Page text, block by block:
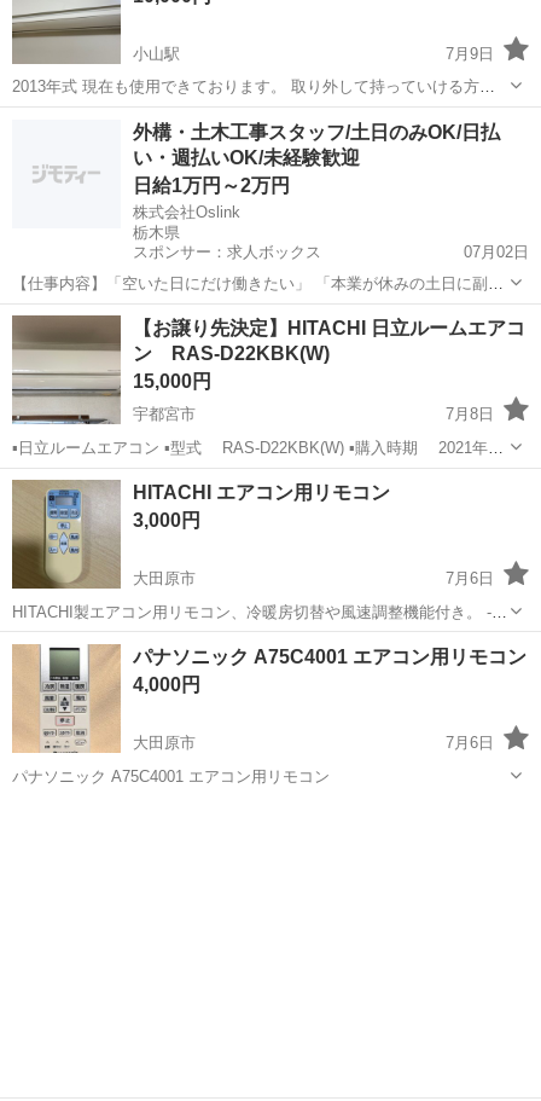
小山駅
7月9日
2013年式 現在も使用できております。 取り外して持っていける方で
お願いします。 外したあとの穴をカバーで覆ってほしいです。
小山駅 季節、空調家電 白くま
外構・土木工事スタッフ/土日のみOK/日払
い・週払いOK/未経験歓迎
日給1万円～2万円
株式会社Oslink
栃木県
スポンサー：求人ボックス
07月02日
【仕事内容】「空いた日にだけ働きたい」 「本業が休みの土日に副業
したい」 「まずはアルバイトから始めてみたい」 そんな方、大歓迎で
す! 株式会社Oslinkでは業務拡大につき、外構・土木工事スタッフを募
集しています。 勤務は週1日...
アルバイト・パート / 契約社員 / 業務委託
【お譲り先決定】HITACHI 日立ルームエアコ
ン RAS-D22KBK(W)
15,000円
宇都宮市
7月8日
▪️日立ルームエアコン ▪️型式 RAS-D22KBK(W) ▪️購入時期 2021年1
月頃 ▪️クリーニング未実施 ▪️部屋に設置されているため、取り外し費が
別途(8000円)かかります。 取り外しのできる専門...
栃木 宇都宮市 RAS
HITACHI エアコン用リモコン
3,000円
大田原市
7月6日
HITACHI製エアコン用リモコン、冷暖房切替や風速調整機能付き。 -
ブランド: HITACHI - カラー: ベージュ - 機能: 冷房・暖房切替、風速調
整、室温設定、タイマー機能 - 状態: 使用感あり ...
栃木 大田原市 季節、空調家電
パナソニック A75C4001 エアコン用リモコン
4,000円
大田原市
7月6日
パナソニック A75C4001 エアコン用リモコン